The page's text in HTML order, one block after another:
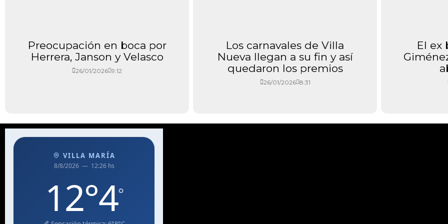
Preocupación en boca por
Herrera, Janson y Velasco
26/01/2026 9:12
Los carnavales de Villa
Nueva llegan a su fin y así
quedaron los premios
26/01/2026 8:31
El ex